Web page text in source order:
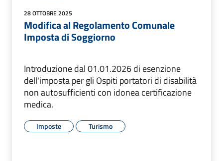
28 OTTOBRE 2025
Modifica al Regolamento Comunale
Imposta di Soggiorno
Introduzione dal 01.01.2026 di esenzione
dell'imposta per gli Ospiti portatori di disabilità
non autosufficienti con idonea certificazione
medica.
Imposte Turismo